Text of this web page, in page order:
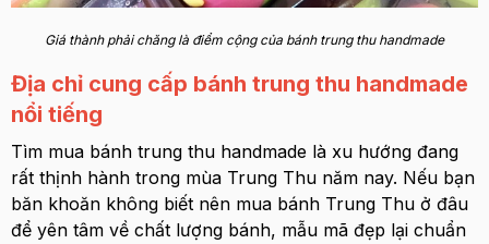
Giá thành phải chăng là điểm cộng của bánh trung thu handmade
Địa chỉ cung cấp bánh trung thu handmade
nổi tiếng
Tìm mua bánh trung thu handmade là xu hướng đang
rất thịnh hành trong mùa Trung Thu năm nay. Nếu bạn
băn khoăn không biết nên mua bánh Trung Thu ở đâu
để yên tâm về chất lượng bánh, mẫu mã đẹp lại chuẩn